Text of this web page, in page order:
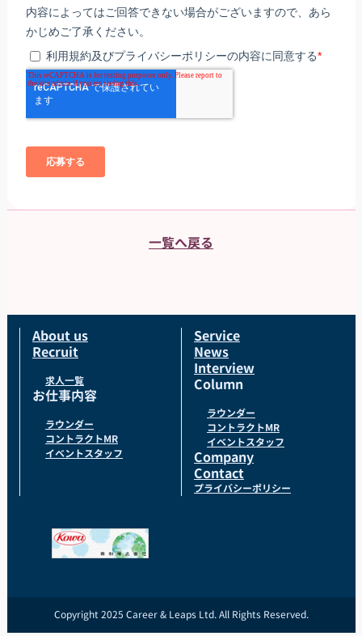
一覧へ戻る
About us
Recruit
求人一覧
お仕事内容
ラウンダー
コントラクトMR
イベントスタッフ
Service
News
Interview
Column
ラウンダー
コントラクトMR
イベントスタッフ
Company
Contact
プライバシーポリシー
Copyright 2025 Career & Leaps Ltd. All Rights Reserved.